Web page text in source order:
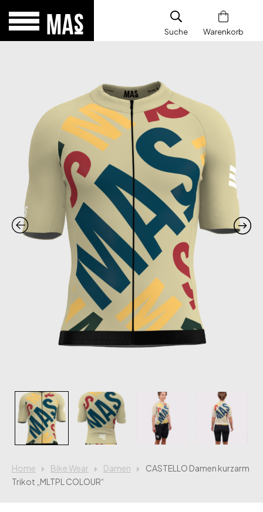
Suche Warenkorb
Home Bike Wear Damen
CASTELLO Damen kurzarm
Trikot „MLTPL COLOUR“